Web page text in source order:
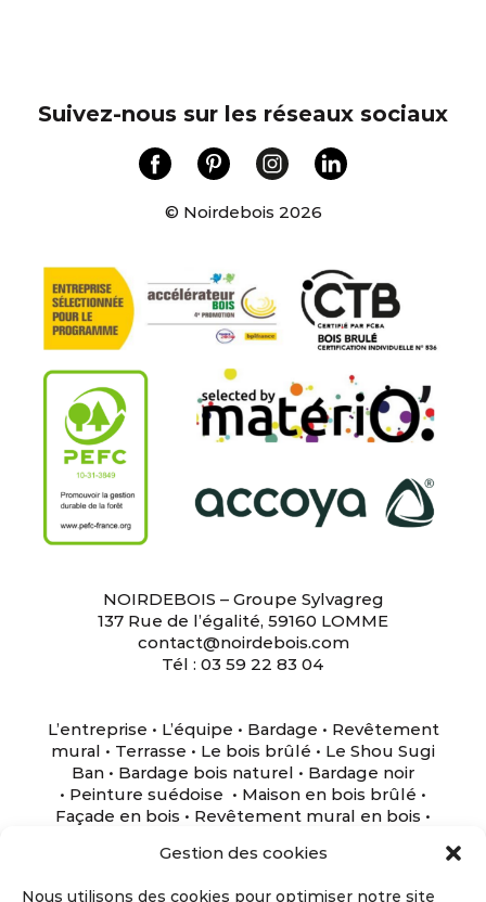
Gestion des cookies
Nous utilisons des cookies pour optimiser notre site
Suivez-nous sur les réseaux sociaux
© Noirdebois 2026
NOIRDEBOIS – Groupe Sylvagreg
137 Rue de l’égalité, 59160 LOMME
contact@noirdebois.com
Tél : 03 59 22 83 04
L’entreprise • L’équipe • Bardage • Revêtement
mural • Terrasse • Le bois brûlé • Le Shou Sugi
Ban • Bardage bois naturel • Bardage noir
• Peinture suédoise • Maison en bois brûlé •
Façade en bois • Revêtement mural en bois •
Mentions légales•Politique de données